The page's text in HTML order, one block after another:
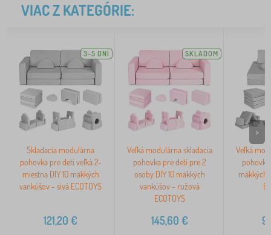
VIAC Z KATEGÓRIE:
3-5 DNÍ
Skladacia modulárna
pohovka pre deti veľká 2-
miestna DIY 10 mäkkých
vankúšov - sivá ECOTOYS
121,20 €
SKLADOM
Veľká modulárna skladacia
pohovka pre deti pre 2
osoby DIY 10 mäkkých
vankúšov - ružová
ECOTOYS
145,60 €
Veľká
mäkkých
>